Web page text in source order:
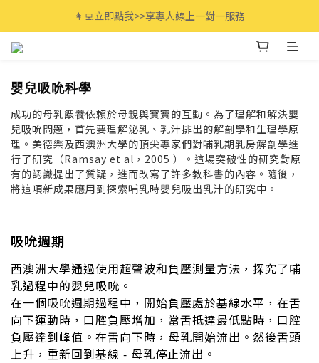
全館滿$3000免運🚚 最高享12期分期零利率!
👩‍💻立即點我>>享專人線上一對一服務
嬰兒吸吮科學
成功的母乳餵養依賴於母親與寶寶的互動。為了理解和解決嬰
兒吸吮問題，首先要理解泌乳、乳汁排出的解剖學和生理學原
理。美德樂及西澳洲大學的頂尖專家們對哺乳期乳房解剖學進
行了研究（Ramsay et al，2005 ）。這場突破性的研究對原
有的認識提出了質疑，進而改寫了許多教科書的內容。隨後，
將這項新成果應用到探索哺乳時嬰兒吸出乳汁的研究中。
吸吮週期
西澳洲大學通過使用超聲波和負壓測量方法，探究了哺
乳過程中的嬰兒吸吮。
在一個吸吮週期過程中，開始負壓處於基線水平，在舌
向下運動時，口腔負壓增加，當舌抵達最低點時，口腔
負壓達到峰值。在舌向下時，母乳開始流出。然後舌頭
上升，重新回到基線 - 母乳停止流出。